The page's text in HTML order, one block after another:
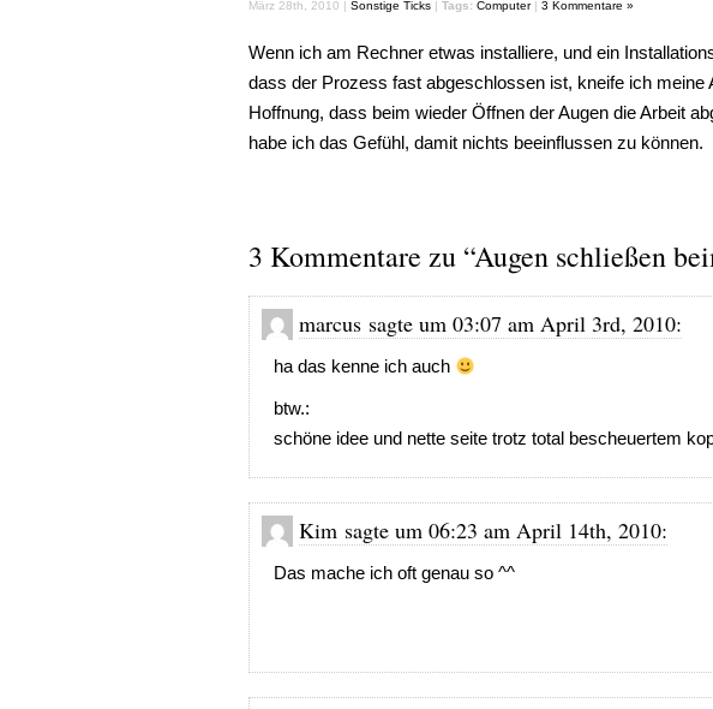
März 28th, 2010 | Sonstige Ticks | Tags: Computer| 3 Kommentare »
Wenn ich am Rechner etwas installiere, und ein
dass der Prozess fast abgeschlossen ist, kneife ich meine
Hoffnung, dass beim wieder Öffnen der Augen die Arbeit
habe ich das Gefühl, damit nichts beeinflussen zu können.
3 Kommentare zu “Augen schließen
marcus sagte um 03:07 am April 3rd, 2010:
ha das kenne ich auch
btw.:
schöne idee und nette seite trotz total bescheuertem
Kim sagte um 06:23 am April 14th, 2010:
Das mache ich oft genau so ^^